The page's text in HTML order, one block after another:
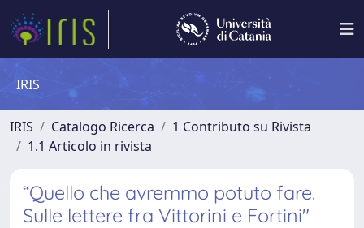
IRIS
IRIS Catalogo Ricerca
1 Contributo su Rivista
1.1 Articolo in rivista
“Quello che avremmo potuto fare.
Sulle lettere fra Vittorini e Fortini"